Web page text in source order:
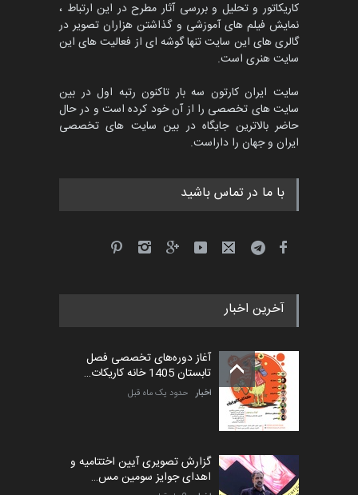
مسابقۀ بین‌المللی کارتون و
کاریکاتور «البغلی…
مهلت 3 ماه دیگر
پنجمین مسابقۀ بین‌المللی
کارتون CARTUNION ، …
مهلت
مهلت
پنجمین مسابقۀ بین‌المللی
مهلت 5 ماه دیگر
کاریکاتور و تحلیل و بررسی آثار مطرح در این ارتباط ،
نمایش فیلم های آموزشی و گذاشتن هزاران تصویر در
گالری های این سایت تنها گوشه ای از فعالیت های این
سایت هنری است.
سایت ایران کارتون سه بار تاکنون رتبه اول در بین
سایت های تخصصی را از آن خود کرده است و در حال
حاضر بالاترین جایگاه در بین سایت های تخصصی
ایران و جهان را داراست.
با ما در تماس باشید
آخرین اخبار
آغاز دوره‌های تخصصی فصل
تابستان 1405 خانه کاریکات…
اخبار حدود یک ماه قبل
گزارش تصویری آیین اختتامیه و
اهدای جوایز سومین مس…